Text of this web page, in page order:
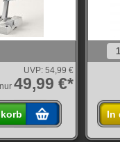
UVP: 54,99 €
49,99 €*
In